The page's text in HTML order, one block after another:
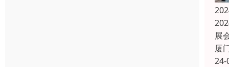
展
厦
24-